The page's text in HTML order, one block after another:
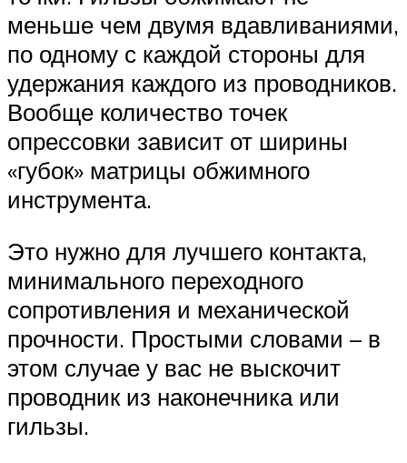
меньше чем двумя вдавливаниями,
по одному с каждой стороны для
удержания каждого из проводников.
Вообще количество точек
опрессовки зависит от ширины
«губок» матрицы обжимного
инструмента.
Это нужно для лучшего контакта,
минимального переходного
сопротивления и механической
прочности. Простыми словами – в
этом случае у вас не выскочит
проводник из наконечника или
гильзы.